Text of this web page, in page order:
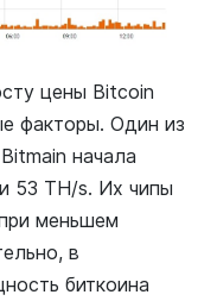
цены Bitcoin
факторы. Один из
начала
53 TH/s. Их чипы
меньшем
в
биткоина